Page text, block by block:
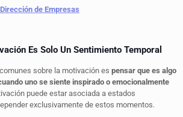
de Empresas
Es Solo Un Sentimiento Temporal
sobre la motivación es pensar que es algo
uno se siente inspirado o emocionalmente
puede estar asociada a estados
exclusivamente de estos momentos.